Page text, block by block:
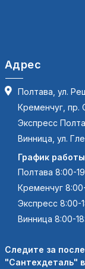
Адрес
Полтава, ул.
Кременчуг, пр.
Экспресс
Винница, ул.
График
Полтава 8:00-
Кременчуг
Экспресс 8:00-
Винница 8:00-
Следите за
"Сантехдеталь"